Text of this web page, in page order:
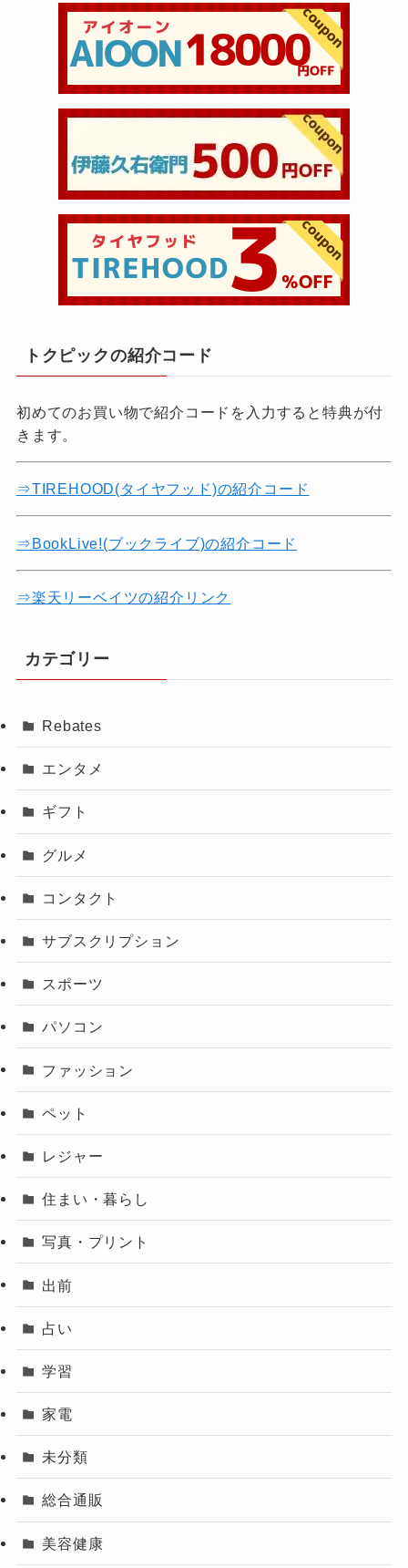
トクピックの紹介コード
初めてのお買い物で紹介コードを入力すると特典が付
きます。
⇒TIREHOOD(タイヤフッド)の紹介コード
⇒BookLive!(ブックライブ)の紹介コード
⇒楽天リーベイツの紹介リンク
カテゴリー
Rebates
エンタメ
ギフト
グルメ
コンタクト
サブスクリプション
スポーツ
パソコン
ファッション
ペット
レジャー
住まい・暮らし
写真・プリント
出前
占い
学習
家電
未分類
総合通販
美容健康